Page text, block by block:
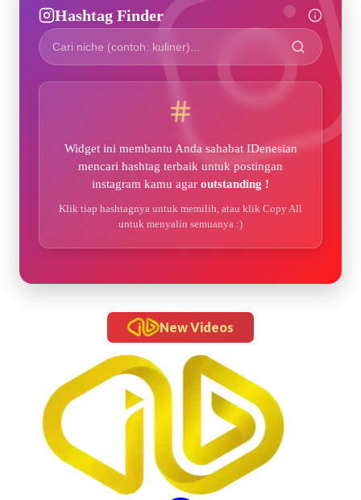
Hashtag Finder
Widget ini membantu Anda sahabat IDenesian
mencari hashtag terbaik untuk postingan
instagram kamu agar outstanding !
Klik tiap hashtagnya untuk memilih, atau klik Copy All
untuk menyalin semuanya :)
New Videos